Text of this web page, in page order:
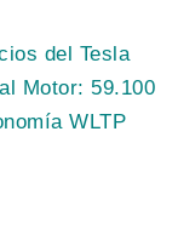
del Tesla
Motor: 59.100
WLTP